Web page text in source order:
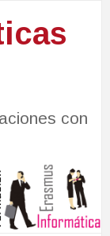
con